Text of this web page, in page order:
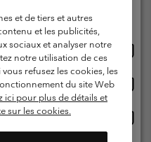
Garantie
lidmaatschap
inhoud
Impressum
14:00- 18:00
et de tiers et autres
et les publicités,
sociaux et analyser notre
notre utilisation de ces
refusez les cookies, les
du site Web
ici pour plus de détails et
sur les cookies.
beschikbaar